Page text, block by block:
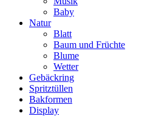
Baby
Natur
Blatt
Baum und Früchte
Blume
Wetter
Gebäckring
Spritztüllen
Bakformen
Display